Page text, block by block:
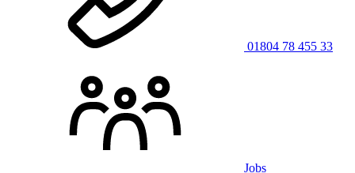
01804 78 455 33
Jobs